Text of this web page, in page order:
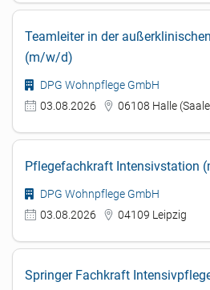
Teamleiter in der
(m/w/d)
DPG Wohnpflege GmbH
03.08.2026
06108 Halle
Pflegefachkraft Intensivstation
DPG Wohnpflege GmbH
03.08.2026
04109 Leipzig
Springer Fachkraft